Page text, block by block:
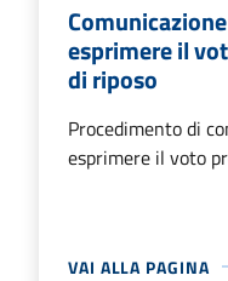
esprimere il
di riposo
Procedimento di
esprimere il voto
VAI ALLA PAGINA